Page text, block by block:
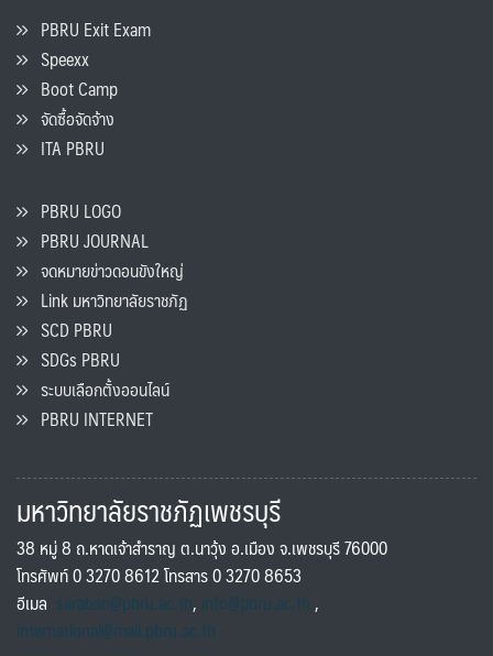
PBRU Exit Exam
Speexx
Boot Camp
จัดซื้อจัดจ้าง
ITA PBRU
PBRU LOGO
PBRU JOURNAL
จดหมายข่าวดอนขังใหญ่
Link มหาวิทยาลัยราชภัฏ
SCD PBRU
SDGs PBRU
ระบบเลือกตั้งออนไลน์
PBRU INTERNET
มหาวิทยาลัยราชภัฏเพชรบุรี
38 หมู่ 8 ถ.หาดเจ้าสำราญ ต.นาวุ้ง อ.เมือง จ.เพชรบุรี 76000
โทรศัพท์ 0 3270 8612 โทรสาร 0 3270 8653
อีเมล saraban@pbru.ac.th, info@pbru.ac.th,
international@mail.pbru.ac.th